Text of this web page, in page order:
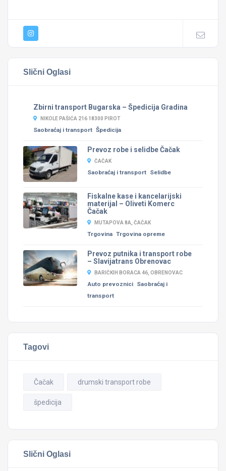
Slični Oglasi
Zbirni transport Bugarska – Špedicija Gradina
NIKOLE PAŠIĆA 216 18300 PIROT
Saobraćaj i transport Špedicija
Prevoz robe i selidbe Čačak
ČAČAK
Saobraćaj i transport Selidbe
Fiskalne kase i kancelarijski
materijal – Oliveti Komerc
Čačak
MUTAPOVA 8A, ČAČAK
Trgovina Trgovina opreme
Prevoz putnika i transport robe
– Slavijatrans Obrenovac
BARIČKIH BORACA 46, OBRENOVAC
Auto prevoznici Saobraćaj i
transport
Tagovi
Čačak drumski transport robe
špedicija
Slični Oglasi